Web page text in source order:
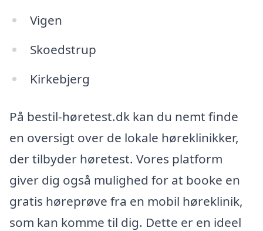
Vigen
Skoedstrup
Kirkebjerg
På bestil-høretest.dk kan du nemt finde
en oversigt over de lokale høreklinikker,
der tilbyder høretest. Vores platform
giver dig også mulighed for at booke en
gratis høreprøve fra en mobil høreklinik,
som kan komme til dig. Dette er en ideel